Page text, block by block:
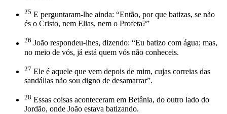
25 E perguntaram-lhe ainda: “Então, por que batizas, se não
és o Cristo, nem Elias, nem o Profeta?”
26 João respondeu-lhes, dizendo: “Eu batizo com água; mas,
no meio de vós, já está quem vós não conheceis.
27 Ele é aquele que vem depois de mim, cujas correias das
sandálias não sou digno de desamarrar”.
28 Essas coisas aconteceram em Betânia, do outro lado do
Jordão, onde João estava batizando.